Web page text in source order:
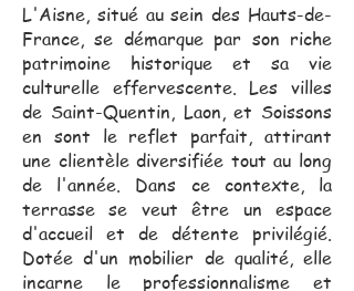
L'Aisne, situé au sein des Hauts-de-
France, se démarque par son riche
patrimoine historique et sa vie
culturelle effervescente. Les villes
de Saint-Quentin, Laon, et Soissons
en sont le reflet parfait, attirant
une clientèle diversifiée tout au long
de l'année. Dans ce contexte, la
terrasse se veut être un espace
d'accueil et de détente privilégié.
Dotée d'un mobilier de qualité, elle
incarne le professionnalisme et